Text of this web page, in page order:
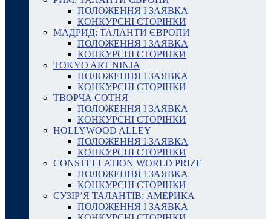
ПОЛОЖЕННЯ І ЗАЯВКА
КОНКУРСНІ СТОРІНКИ
МАДРИД: ТАЛАНТИ ЄВРОПИ
ПОЛОЖЕННЯ І ЗАЯВКА
КОНКУРСНІ СТОРІНКИ
TOKYO ART NINJA
ПОЛОЖЕННЯ І ЗАЯВКА
КОНКУРСНІ СТОРІНКИ
ТВОРЧА СОТНЯ
ПОЛОЖЕННЯ І ЗАЯВКА
КОНКУРСНІ СТОРІНКИ
HOLLYWOOD ALLEY
ПОЛОЖЕННЯ І ЗАЯВКА
КОНКУРСНІ СТОРІНКИ
CONSTELLATION WORLD PRIZE
ПОЛОЖЕННЯ І ЗАЯВКА
КОНКУРСНІ СТОРІНКИ
СУЗІР’Я ТАЛАНТІВ: АМЕРИКА
ПОЛОЖЕННЯ І ЗАЯВКА